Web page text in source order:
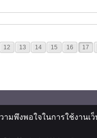
12 13 14 15 16 17
มพึงพอใจในการใช้งาน